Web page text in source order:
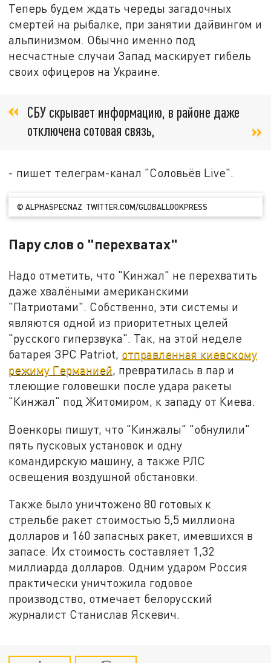
Теперь будем ждать череды загадочных
смертей на рыбалке, при занятии дайвингом и
альпинизмом. Обычно именно под
несчастные случаи Запад маскирует гибель
своих офицеров на Украине.
СБУ скрывает информацию, в районе даже
отключена сотовая связь,
- пишет телеграм-канал "Соловьёв Live".
© ALPHASPECNAZ TWITTER.COM/GLOBALLOOKPRESS
Пару слов о "перехватах"
Надо отметить, что "Кинжал" не перехватить
даже хвалёными американскими
"Патриотами". Собственно, эти системы и
являются одной из приоритетных целей
"русского гиперзвука". Так, на этой неделе
батарея ЗРС Patriot, отправленная киевскому
режиму Германией, превратилась в пар и
тлеющие головешки после удара ракеты
"Кинжал" под Житомиром, к западу от Киева.
Военкоры пишут, что "Кинжалы" "обнулили"
пять пусковых установок и одну
командирскую машину, а также РЛС
освещения воздушной обстановки.
Также было уничтожено 80 готовых к
стрельбе ракет стоимостью 5,5 миллиона
долларов и 160 запасных ракет, имевшихся в
запасе. Их стоимость составляет 1,32
миллиарда долларов. Одним ударом Россия
практически уничтожила годовое
производство, отмечает белорусский
журналист Станислав Яскевич.